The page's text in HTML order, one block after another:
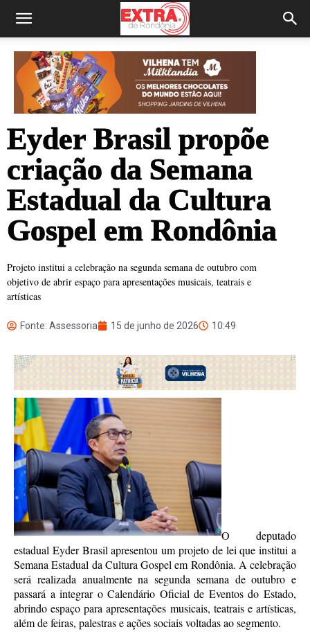
Eyder Brasil propõe
criação da Semana
Estadual da Cultura
Gospel em Rondônia
Projeto institui a celebração na segunda semana de outubro com
objetivo de abrir espaço para apresentações musicais, teatrais e
artísticas
Fonte: Assessoria 15 de junho de 2026 10:49
O deputado
estadual Eyder Brasil apresentou um projeto de lei que institui a
Semana Estadual da Cultura Gospel em Rondônia. A celebração
será realizada anualmente na segunda semana de outubro e
passará a integrar o Calendário Oficial de Eventos do Estado,
abrindo espaço para apresentações musicais, teatrais e artísticas,
além de feiras, palestras e ações sociais voltadas ao segmento.